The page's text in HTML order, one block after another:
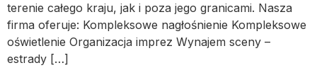
terenie całego kraju, jak i poza jego granicami. Nasza
firma oferuje: Kompleksowe nagłośnienie Kompleksowe
oświetlenie Organizacja imprez Wynajem sceny –
estrady […]